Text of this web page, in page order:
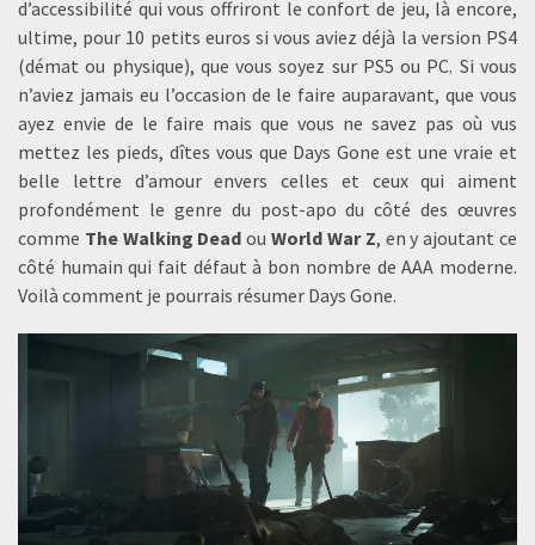
d’accessibilité qui vous offriront le confort de jeu, là encore,
ultime, pour 10 petits euros si vous aviez déjà la version PS4
(démat ou physique), que vous soyez sur PS5 ou PC. Si vous
n’aviez jamais eu l’occasion de le faire auparavant, que vous
ayez envie de le faire mais que vous ne savez pas où vus
mettez les pieds, dîtes vous que Days Gone est une vraie et
belle lettre d’amour envers celles et ceux qui aiment
profondément le genre du post-apo du côté des œuvres
comme The Walking Dead ouWorld War Z, en y ajoutant ce
côté humain qui fait défaut à bon nombre de AAA moderne.
Voilà comment je pourrais résumer Days Gone.